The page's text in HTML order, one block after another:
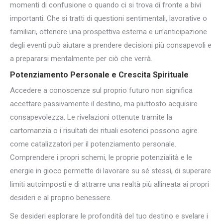
momenti di confusione o quando ci si trova di fronte a bivi
importanti. Che si tratti di questioni sentimentali, lavorative o
familiari, ottenere una prospettiva esterna e un’anticipazione
degli eventi può aiutare a prendere decisioni più consapevoli e
a prepararsi mentalmente per ciò che verrà.
Potenziamento Personale e Crescita Spirituale
Accedere a conoscenze sul proprio futuro non significa
accettare passivamente il destino, ma piuttosto acquisire
consapevolezza. Le rivelazioni ottenute tramite la
cartomanzia o i risultati dei rituali esoterici possono agire
come catalizzatori per il potenziamento personale.
Comprendere i propri schemi, le proprie potenzialità e le
energie in gioco permette di lavorare su sé stessi, di superare
limiti autoimposti e di attrarre una realtà più allineata ai propri
desideri e al proprio benessere.
Se desideri esplorare le profondità del tuo destino e svelare i